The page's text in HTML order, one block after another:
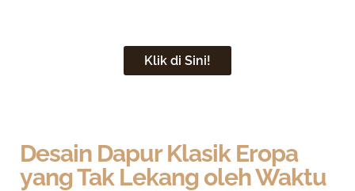
Klik di Sini!
Desain Dapur Klasik Eropa
yang Tak Lekang oleh Waktu